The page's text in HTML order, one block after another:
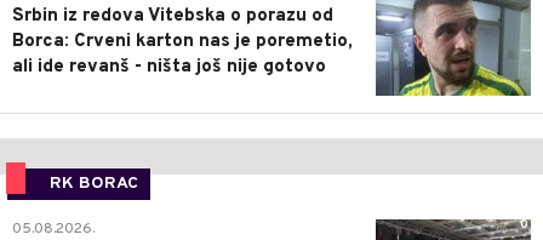
Srbin iz redova Vitebska o porazu od
Borca: Crveni karton nas je poremetio,
ali ide revanš - ništa još nije gotovo
RK BORAC
0
05.08.2026.